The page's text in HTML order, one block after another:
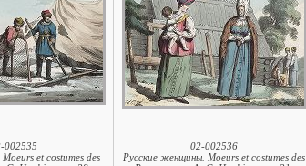
002535
et costumes des
02-002536
Русские женщины. Moeurs et costumes des